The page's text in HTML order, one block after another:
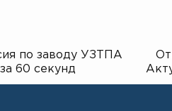
по заводу УЗТПА
за 60 секунд